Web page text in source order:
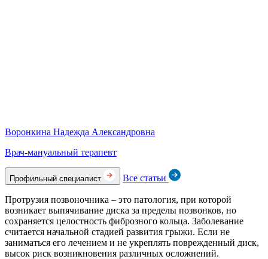
Воронкина Надежда Александровна
Врач-мануальный терапевт
Профильный специалист Все статьи
Протрузия позвоночника – это патология, при которой
возникает выпячивание диска за пределы позвонков, но
сохраняется целостность фиброзного кольца. Заболевание
считается начальной стадией развития грыжи. Если не
заниматься его лечением и не укреплять поврежденный диск,
высок риск возникновения различных осложнений.